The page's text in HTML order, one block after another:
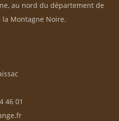
au nord du département de
Montagne Noire.
46 01